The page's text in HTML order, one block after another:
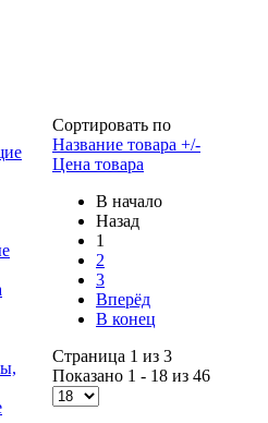
Сортировать по
Название товара +/-
Цена товара
В начало
Назад
1
2
3
Вперёд
В конец
Страница 1 из 3
Показано 1 - 18 из 46